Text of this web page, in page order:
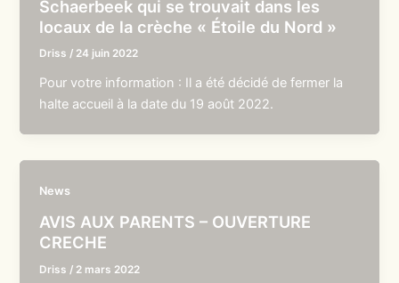
Schaerbeek qui se trouvait dans les
locaux de la crèche « Étoile du Nord »
Driss / 24 juin 2022
Pour votre information : Il a été décidé de fermer la
halte accueil à la date du 19 août 2022.
News
AVIS AUX PARENTS – OUVERTURE
CRECHE
Driss / 2 mars 2022